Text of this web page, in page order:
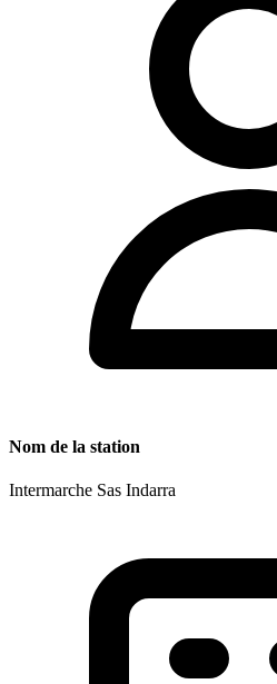
Nom de la station
Intermarche Sas Indarra